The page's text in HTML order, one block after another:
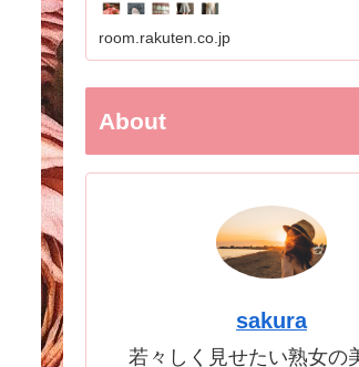
room.rakuten.co.jp
About
sakura
若々しく見せたい熟女の